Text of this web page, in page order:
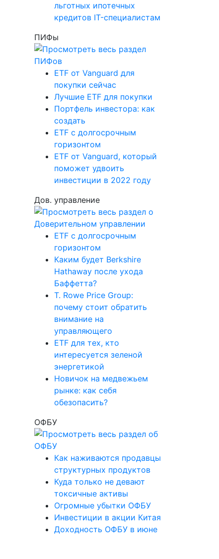
льготных ипотечных
кредитов IT-специалистам
ПИФы
ETF от Vanguard для
покупки сейчас
Лучшие ETF для покупки
Портфель инвестора: как
создать
ETF с долгосрочным
горизонтом
ETF от Vanguard, который
поможет удвоить
инвестиции в 2022 году
Дов. управление
ETF с долгосрочным
горизонтом
Каким будет Berkshire
Hathaway после ухода
Баффетта?
T. Rowe Price Group:
почему стоит обратить
внимание на
управляющего
ETF для тех, кто
интересуется зеленой
энергетикой
Новичок на медвежьем
рынке: как себя
обезопасить?
ОФБУ
Как наживаются продавцы
структурных продуктов
Куда только не девают
токсичные активы
Огромные убытки ОФБУ
Инвестиции в акции Китая
Доходность ОФБУ в июне